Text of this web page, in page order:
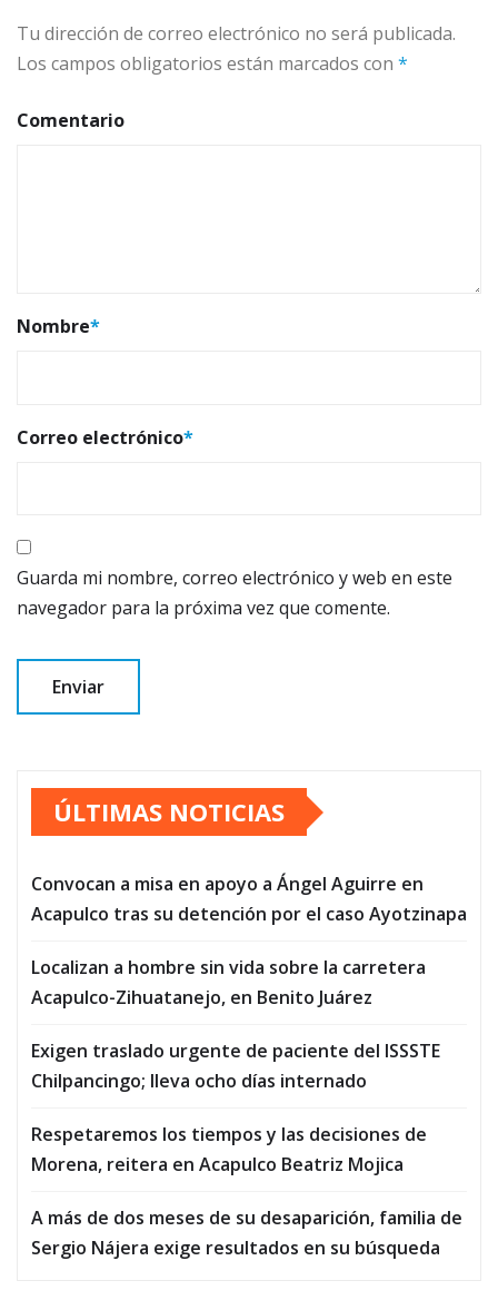
Tu dirección de correo electrónico no será publicada.
Los campos obligatorios están marcados con *
Comentario
Nombre*
Correo electrónico*
Guarda mi nombre, correo electrónico y web en este
navegador para la próxima vez que comente.
ÚLTIMAS NOTICIAS
Convocan a misa en apoyo a Ángel Aguirre en
Acapulco tras su detención por el caso Ayotzinapa
Localizan a hombre sin vida sobre la carretera
Acapulco-Zihuatanejo, en Benito Juárez
Exigen traslado urgente de paciente del ISSSTE
Chilpancingo; lleva ocho días internado
Respetaremos los tiempos y las decisiones de
Morena, reitera en Acapulco Beatriz Mojica
A más de dos meses de su desaparición, familia de
Sergio Nájera exige resultados en su búsqueda